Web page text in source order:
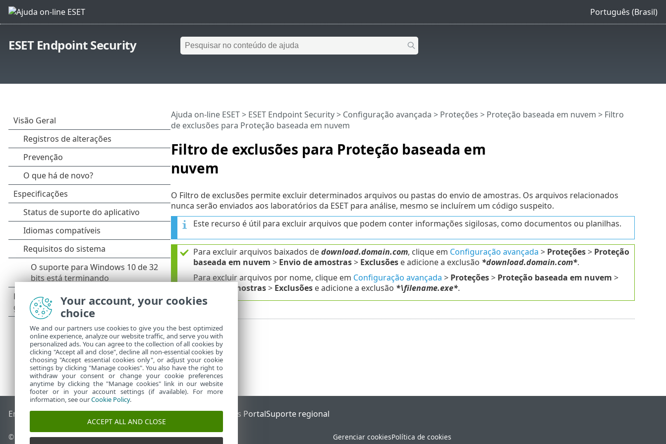
Português (Brasil)
ESET Endpoint Security
Filtro de exclusões para Proteção baseada em
nuvem
Ajuda on-line ESET> ESET Endpoint Security> Configuração avançada > Proteções > Proteção baseada em nuvem > Filtro
de exclusões para Proteção baseada em nuvem
O Filtro de exclusões permite excluir determinados arquivos ou pastas do envio de amostras. Os arquivos relacionados
nunca serão enviados aos laboratórios da ESET para análise, mesmo se incluírem um código suspeito.
Este recurso é útil para excluir arquivos que podem conter informações sigilosas, como documentos ou planilhas.
Para excluir arquivos baixados dedownload.domain.com, clique em Configuração avançada > Proteções> Proteção
baseada em nuvem > Envio de amostras> Exclusõese adicione a exclusão *download.domain.com*.
Para excluir arquivos por nome, clique em Configuração avançada > Proteções> Proteção baseada em nuvem >
Envio de amostras> Exclusõese adicione a exclusão *\filename.exe*.
End of LifeBase de conhecimento ESETFórum ESETESET Status PortalSuporte regional
© 1992 - 2026 ESET, spol. s r.o. - Todos os direitos reservados. Gerenciar cookiesPolítica de cookies
Your account, your cookies
choice
We and our partners use cookies to give you the best optimized
online experience, analyze our website traffic, and serve you with
personalized ads. You can agree to the collection of all cookies by
clicking "Accept all and close", decline all non-essential cookies by
choosing "Accept essential cookies only", or adjust your cookie
settings by clicking "Manage cookies". You also have the right to
withdraw your consent or change your cookie preferences
anytime by clicking the "Manage cookies" link in our website
footer or in your account settings (if available). For more
information, see ourCookie Policy.
ACCEPT ALL AND CLOSE